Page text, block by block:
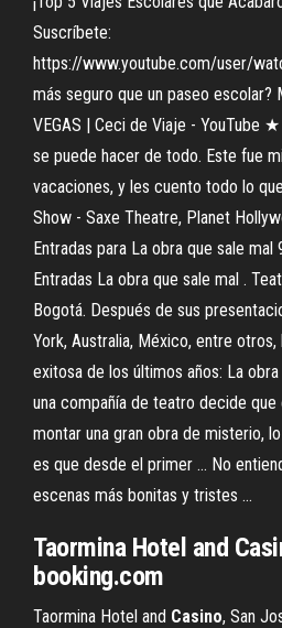
Suscríbete:
https://www.youtube.com/user/
más seguro que un paseo escolar?
VEGAS | Ceci de Viaje - YouTube
se puede hacer de todo. Este fue
vacaciones, y les cuento todo lo
Show - Saxe Theatre, Planet
Entradas para La obra que sale mal
Entradas La obra que sale mal .
Bogotá. Después de sus
York, Australia, México, entre
exitosa de los últimos años: La
una compañía de teatro decide
montar una gran obra de misterio,
es que desde el primer ... No
escenas más bonitas y tristes ...
Taormina Hotel and
booking.com
Taormina Hotel and Casino, San